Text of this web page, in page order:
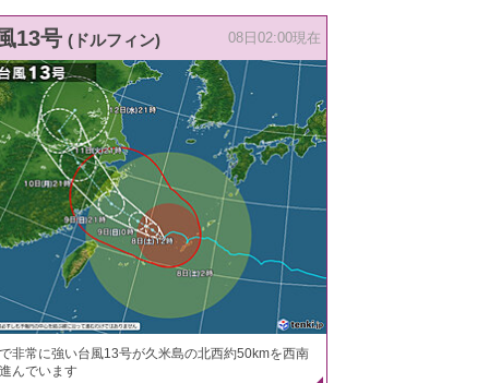
13号 (ドルフィン) 08日02:00現在
非常に強い台風13号が久米島の北西約50kmを西南
んでいます